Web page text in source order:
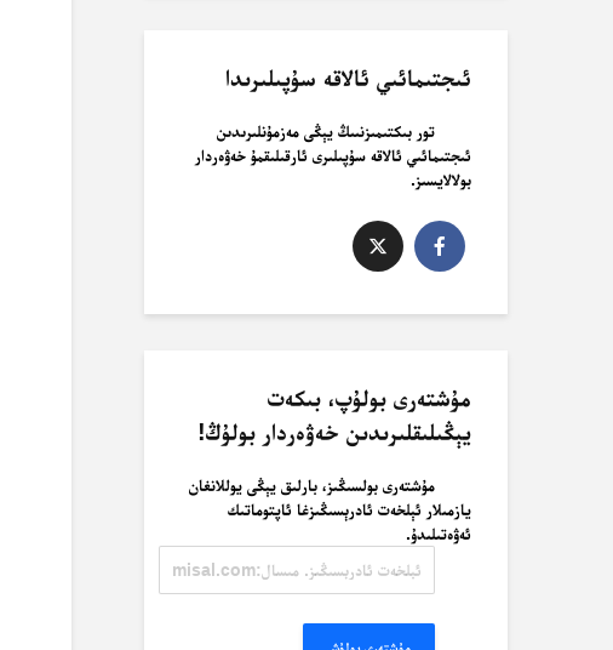
ئىجتىمائىي ئالاقە سۇپىلىرىدا
تور بىكتىمىزنىىڭ يېڭى مەزمۇنلىرىدىن
ئىجتىمائىي ئالاقە سۇپىلىرى ئارقىلىقمۇ خەۋەردار
بولالايسىز.
مۇشتەرى بولۇپ، بىكەت
يېڭىلىقلىرىدىن خەۋەردار بولۇڭ!
مۇشتەرى بولسىڭىز، بارلىق يېڭى يوللانغان
يازمىلار ئېلخەت ئادرېسىڭىزغا ئاپتوماتىك
ئەۋەتىلىدۇ.
ئادرېسىڭىز.